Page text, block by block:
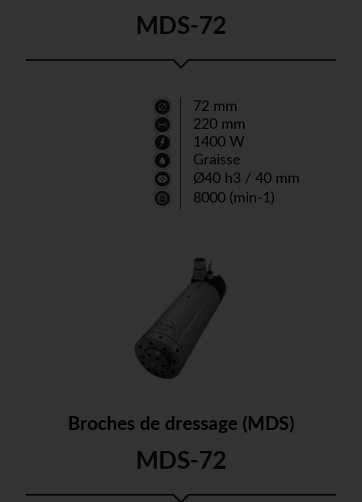
MDS-72
72 mm
220 mm
1400 W
Graisse
Ø40 h3 / 40 mm
8000 (min-1)
Broches de dressage (MDS)
MDS-72